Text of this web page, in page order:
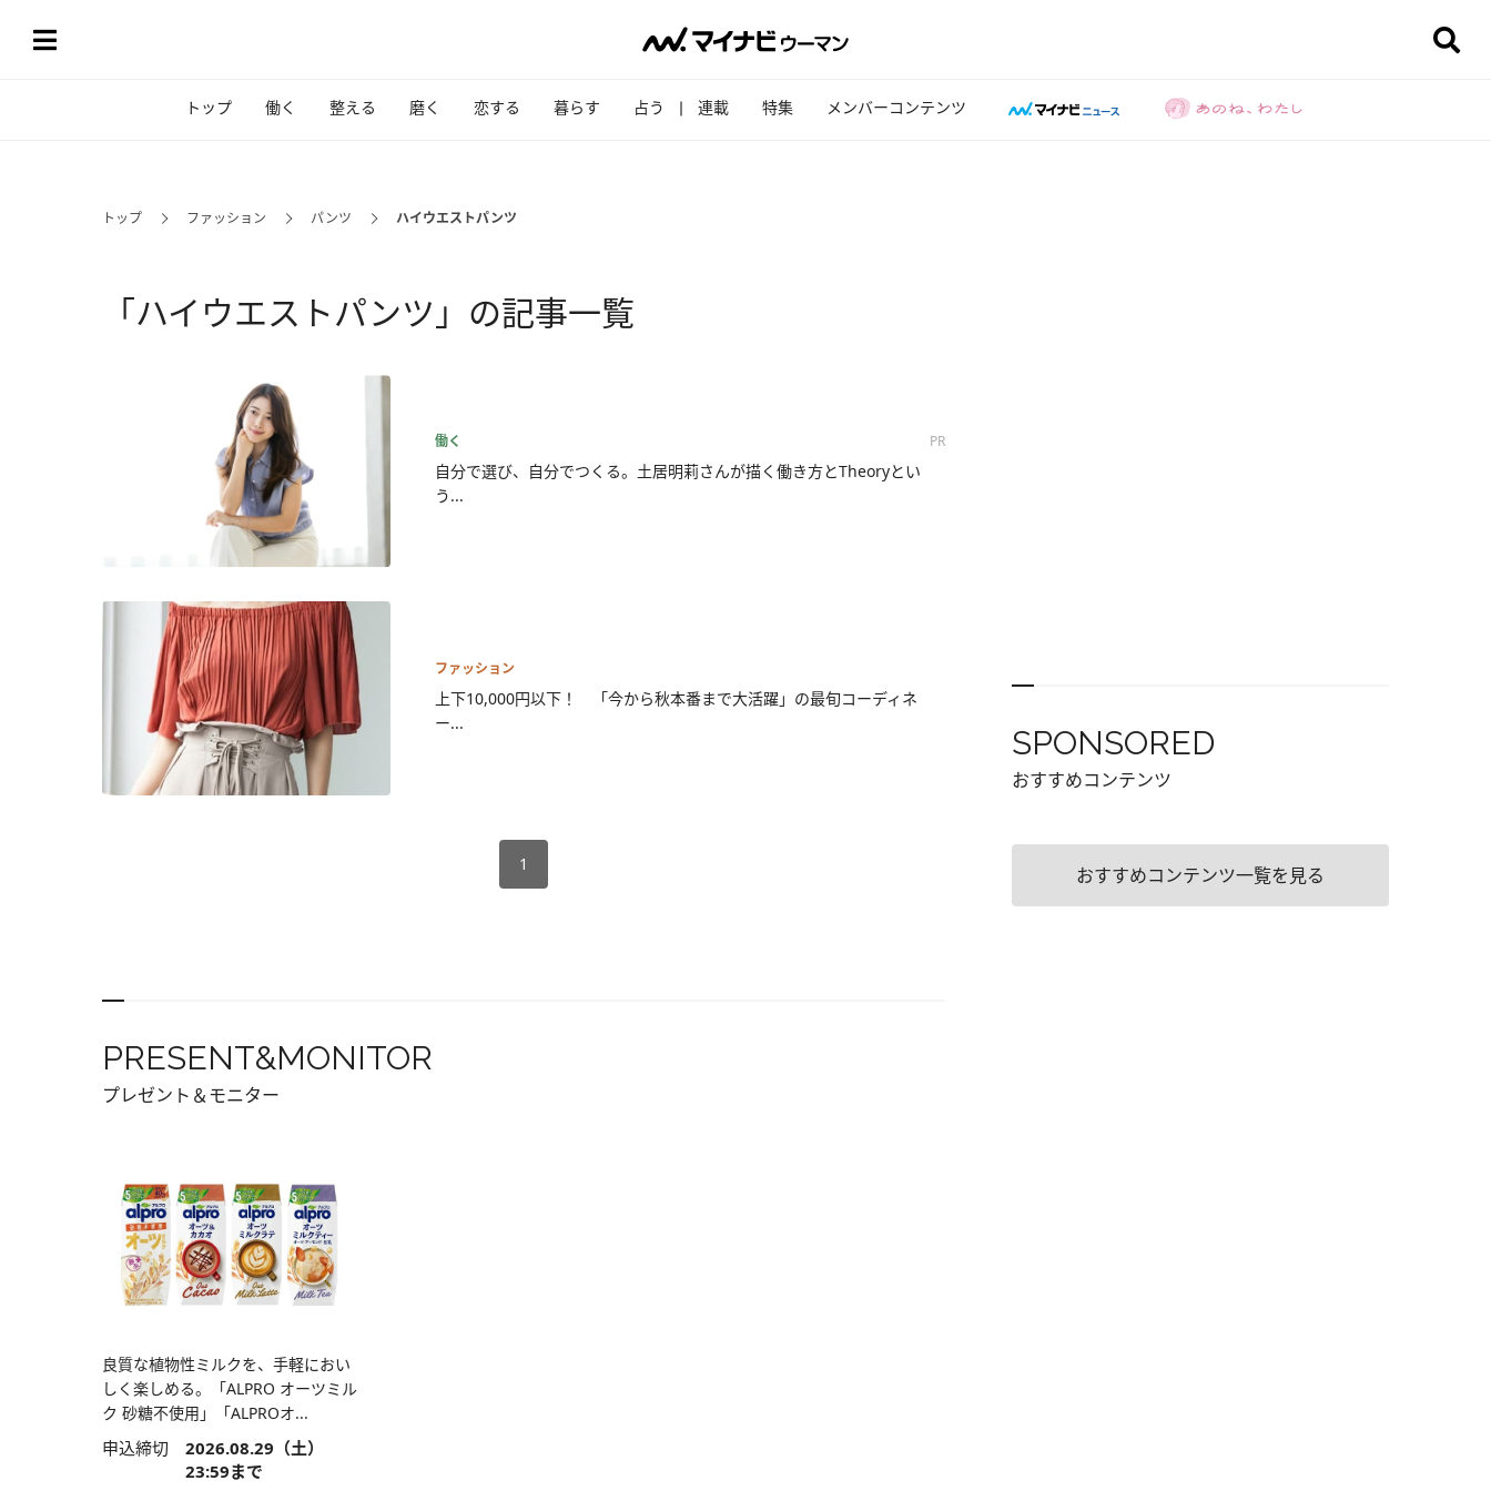
トップ 働く 整える 磨く 恋する 暮らす 占う 連載 特集 メンバーコンテンツ
トップ ファッション パンツ ハイウエストパンツ
「ハイウエストパンツ」の記事一覧
働く PR
自分で選び、自分でつくる。土居明莉さんが描く働き方とTheoryとい
う...
ファッション
上下10,000円以下！ 「今から秋本番まで大活躍」の最旬コーディネ
ー...
1
PRESENT&MONITOR
プレゼント＆モニター
良質な植物性ミルクを、手軽におい
しく楽しめる。「ALPRO オーツミル
ク 砂糖不使用」「ALPROオ...
申込締切 2026.08.29（土）
23:59まで
SPONSORED
おすすめコンテンツ
おすすめコンテンツ一覧を見る